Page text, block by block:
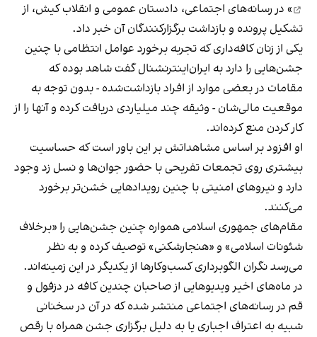
» در رسانه‌های اجتماعی، دادستان عمومی و انقلاب کیش، از
تشکیل پرونده و بازداشت برگزارکنندگان آن خبر داد.
یکی از زنان کافه‌داری که تجربه برخورد عوامل انتظامی با چنین
جشن‌هایی را دارد به ایران‌اینترنشنال گفت شاهد بوده که
مقامات در بعضی موارد از افراد بازداشت‌‌شده - بدون توجه به
موقعیت مالی‌شان - وثیقه چند میلیاردی دریافت کرده و آنها را از
کار کردن منع کرده‌اند.
او افزود بر اساس مشاهداتش بر این باور است که حساسیت
بیشتری روی تجمعات تفریحی با حضور جوان‌ها و نسل زد وجود
دارد و نیروهای امنیتی با چنین رویدادهایی خشن‌تر برخورد
می‌کنند.
مقام‌های جمهوری اسلامی همواره چنین جشن‌هایی را «برخلاف
شئونات اسلامی» و «هنجارشکنی» توصیف کرده و به نظر
می‌رسد نگران الگوبرداری کسب‌وکارها از یکدیگر در این زمینه‌اند.
در ماه‌های اخیر ویدیوهایی از صاحبان چندین کافه در دزفول و
قم در رسانه‌های اجتماعی منتشر شده که در آن در سخنانی
شبیه به اعتراف اجباری یا به دلیل برگزاری جشن همراه با رقص